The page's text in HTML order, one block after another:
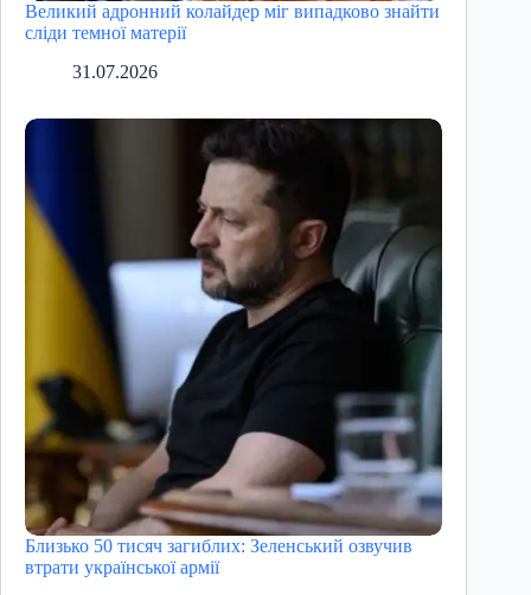
Великий адронний колайдер міг випадково знайти
сліди темної матерії
31.07.2026
Близько 50 тисяч загиблих: Зеленський озвучив
втрати української армії